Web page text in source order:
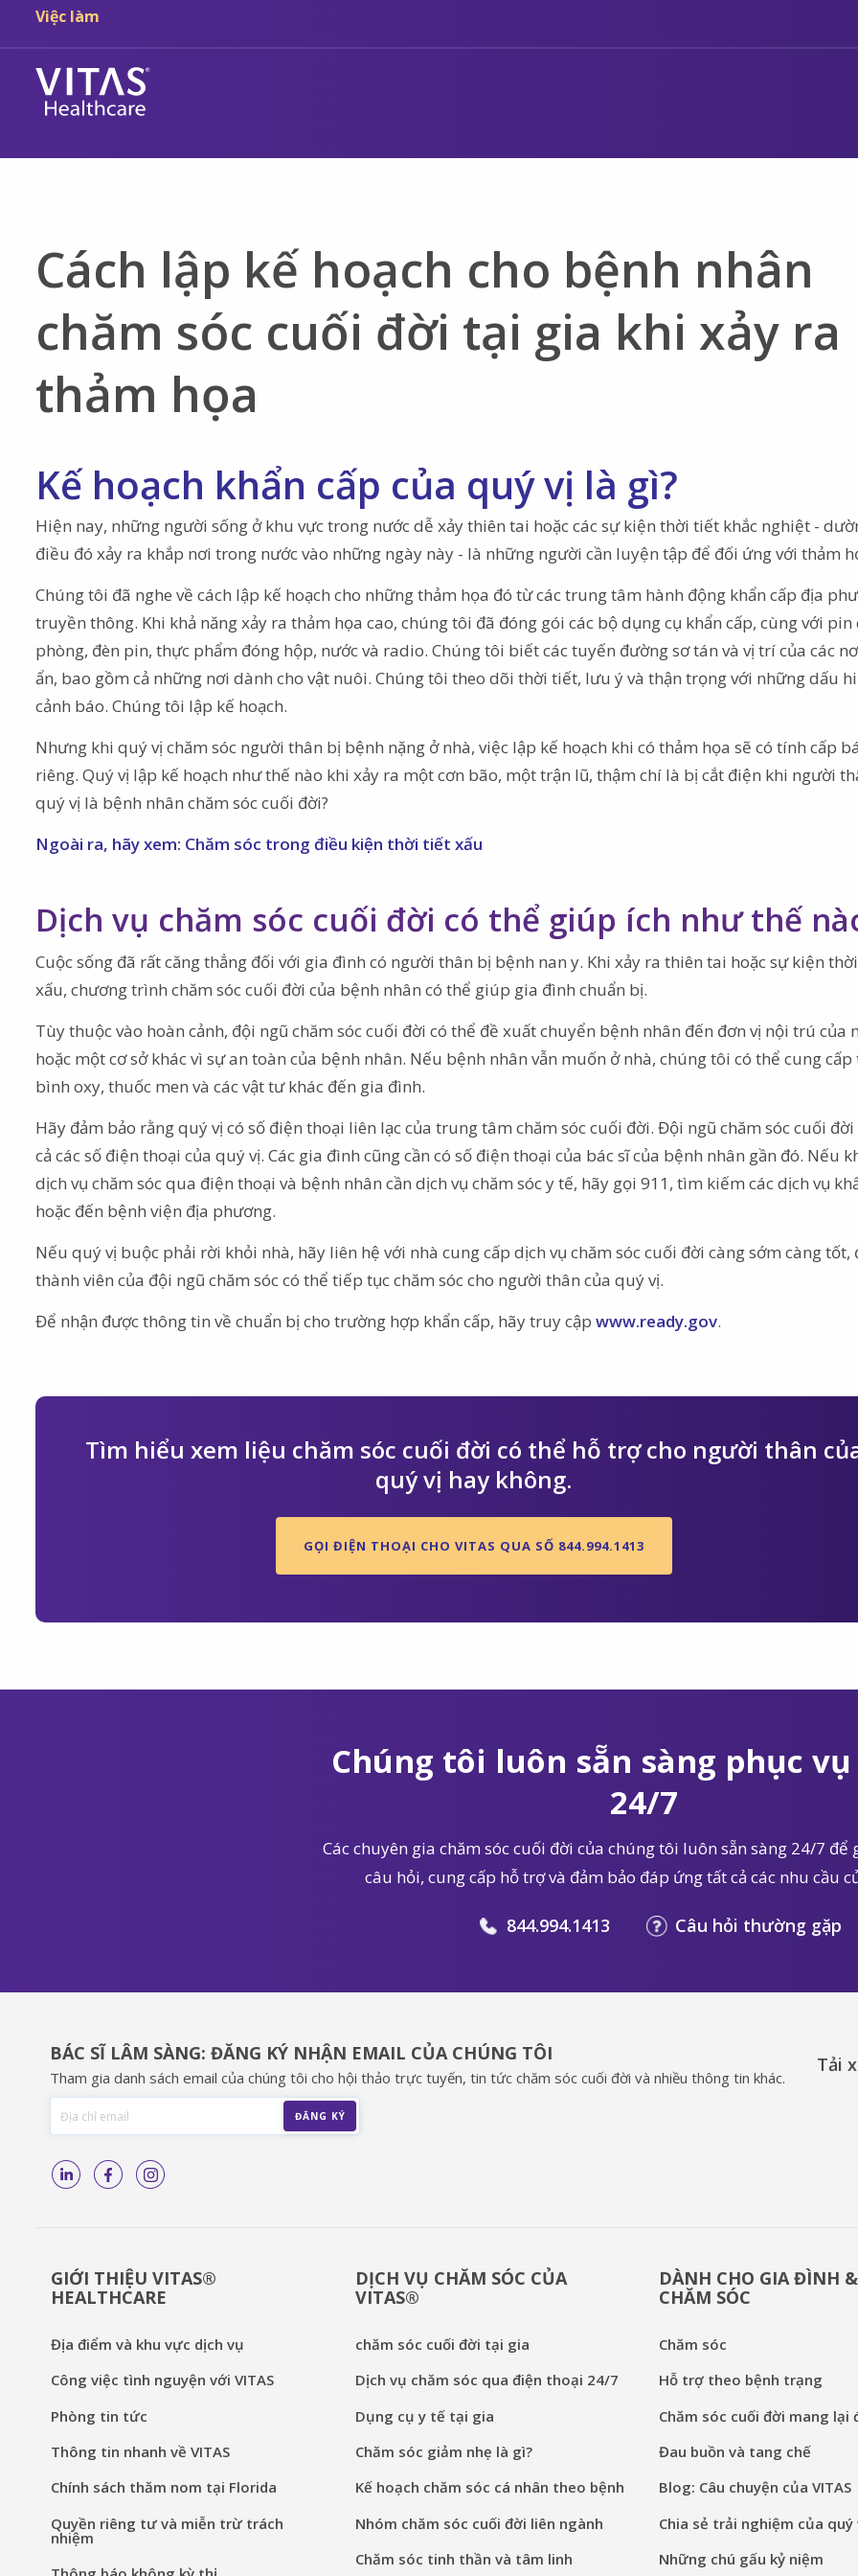
Chuyển đến nội dung chính
Chuyển đến điều hướng
Việc làm
Cách lập kế hoạch cho bệnh nhân
chăm sóc cuối đời tại gia khi xảy ra
thảm họa
Kế hoạch khẩn cấp của quý vị là gì?
Hiện nay, những người sống ở khu vực trong nước dễ xảy thiên tai hoặc các sự kiện thời tiết khắc nghiệt -
điều đó xảy ra khắp nơi trong nước vào những ngày này - là những người cần luyện tập để đối ứng với thảm
Chúng tôi đã nghe về cách lập kế hoạch cho những thảm họa đó từ các trung tâm hành động khẩn cấp địa
truyền thông. Khi khả năng xảy ra thảm họa cao, chúng tôi đã đóng gói các bộ dụng cụ khẩn cấp, cùng với pin
phòng, đèn pin, thực phẩm đóng hộp, nước và radio. Chúng tôi biết các tuyến đường sơ tán và vị trí của các
ẩn, bao gồm cả những nơi dành cho vật nuôi. Chúng tôi theo dõi thời tiết, lưu ý và thận trọng với những dấu
cảnh báo. Chúng tôi lập kế hoạch.
Nhưng khi quý vị chăm sóc người thân bị bệnh nặng ở nhà, việc lập kế hoạch khi có thảm họa sẽ có tính cấp
riêng. Quý vị lập kế hoạch như thế nào khi xảy ra một cơn bão, một trận lũ, thậm chí là bị cắt điện khi người
quý vị là bệnh nhân chăm sóc cuối đời?
Ngoài ra, hãy xem: Chăm sóc trong điều kiện thời tiết xấu
Dịch vụ chăm sóc cuối đời có thể giúp ích như thế
Cuộc sống đã rất căng thẳng đối với gia đình có người thân bị bệnh nan y. Khi xảy ra thiên tai hoặc sự kiện
xấu, chương trình chăm sóc cuối đời của bệnh nhân có thể giúp gia đình chuẩn bị.
Tùy thuộc vào hoàn cảnh, đội ngũ chăm sóc cuối đời có thể đề xuất chuyển bệnh nhân đến đơn vị nội trú của
hoặc một cơ sở khác vì sự an toàn của bệnh nhân. Nếu bệnh nhân vẫn muốn ở nhà, chúng tôi có thể cung cấp
bình oxy, thuốc men và các vật tư khác đến gia đình.
Hãy đảm bảo rằng quý vị có số điện thoại liên lạc của trung tâm chăm sóc cuối đời. Đội ngũ chăm sóc cuối đời
cả các số điện thoại của quý vị. Các gia đình cũng cần có số điện thoại của bác sĩ của bệnh nhân gần đó. Nếu
dịch vụ chăm sóc qua điện thoại và bệnh nhân cần dịch vụ chăm sóc y tế, hãy gọi 911, tìm kiếm các dịch vụ
hoặc đến bệnh viện địa phương.
Nếu quý vị buộc phải rời khỏi nhà, hãy liên hệ với nhà cung cấp dịch vụ chăm sóc cuối đời càng sớm càng tốt,
thành viên của đội ngũ chăm sóc có thể tiếp tục chăm sóc cho người thân của quý vị.
Để nhận được thông tin về chuẩn bị cho trường hợp khẩn cấp, hãy truy cập www.ready.gov.
Tìm hiểu xem liệu chăm sóc cuối đời có thể hỗ trợ cho người thân
quý vị hay không.
GỌI ĐIỆN THOẠI CHO VITAS QUA SỐ 844.994.1413
Chúng tôi luôn sẵn sàng phục
24/7
Các chuyên gia chăm sóc cuối đời của chúng tôi luôn sẵn sàng 24/7 để
câu hỏi, cung cấp hỗ trợ và đảm bảo đáp ứng tất cả các nhu cầu
844.994.1413 Câu hỏi thường gặp
BÁC SĨ LÂM SÀNG: ĐĂNG KÝ NHẬN EMAIL CỦA CHÚNG TÔI
Tham gia danh sách email của chúng tôi cho hội thảo trực tuyến, tin tức chăm sóc cuối đời và nhiều thông tin khác.
Tải
GIỚI THIỆU VITAS®
HEALTHCARE
Địa điểm và khu vực dịch vụ
Công việc tình nguyện với VITAS
Phòng tin tức
Thông tin nhanh về VITAS
Chính sách thăm nom tại Florida
Quyền riêng tư và miễn trừ trách
nhiệm
DỊCH VỤ CHĂM SÓC CỦA
VITAS®
chăm sóc cuối đời tại gia
Dịch vụ chăm sóc qua điện thoại 24/7
Dụng cụ y tế tại gia
Chăm sóc giảm nhẹ là gì?
Kế hoạch chăm sóc cá nhân theo bệnh
Nhóm chăm sóc cuối đời liên ngành
Chăm sóc tinh thần và tâm linh
DÀNH CHO GIA ĐÌNH
CHĂM SÓC
Chăm sóc
Hỗ trợ theo bệnh trạng
Chăm sóc cuối đời mang lại
Đau buồn và tang chế
Blog: Câu chuyện của VITAS
Chia sẻ trải nghiệm của quý
Những chú gấu kỷ niệm